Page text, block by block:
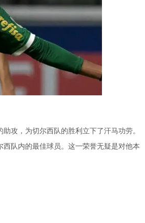
攻，为切尔西队的胜利立下了汗马功劳。
队内的最佳球员。这一荣誉无疑是对他本